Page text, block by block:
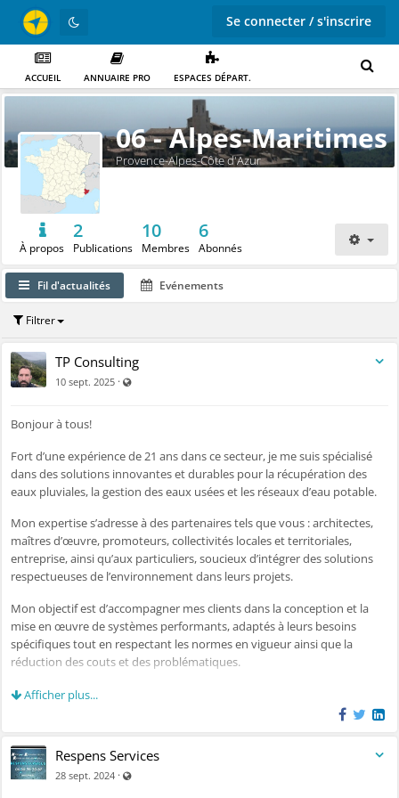
Se connecter / s'inscrire
ACCUEIL ANNUAIRE PRO ESPACES DÉPART.
06 - Alpes-Maritimes
Provence-Alpes-Côte d'Azur
À propos
2
Publications
10
Membres
6
Abonnés
Fil d'actualités Evénements
Filtrer
TP Consulting
10 sept. 2025 ·
Bonjour à tous!
Fort d’une expérience de 21 ans dans ce secteur, je me suis spécialisé
dans des solutions innovantes et durables pour la récupération des
eaux pluviales, la gestion des eaux usées et les réseaux d’eau potable.
Mon expertise s’adresse à des partenaires tels que vous : architectes,
maîtres d’œuvre, promoteurs, collectivités locales et territoriales,
entreprise, ainsi qu’aux particuliers, soucieux d’intégrer des solutions
respectueuses de l’environnement dans leurs projets.
Mon objectif est d’accompagner mes clients dans la conception et la
mise en œuvre de systèmes performants, adaptés à leurs besoins
spécifiques tout en respectant les normes en vigueur ainsi que la
réduction des couts et des problématiques.
Voici un aperçu des services que je propose :
: dimensionnement et étude
de faisabilité, création des dossiers de prise en charge, fourniture et
négociation des systèmes adaptés aux projets, suivi des édifices et
leurs réalisations, dossier final de l’installation (fiche technique,
Afficher plus...
Respens Services
28 sept. 2024 ·